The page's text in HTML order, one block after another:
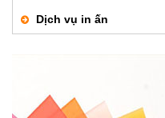
Dịch vụ in ấn